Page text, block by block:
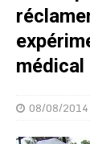
médical
08/08/2014